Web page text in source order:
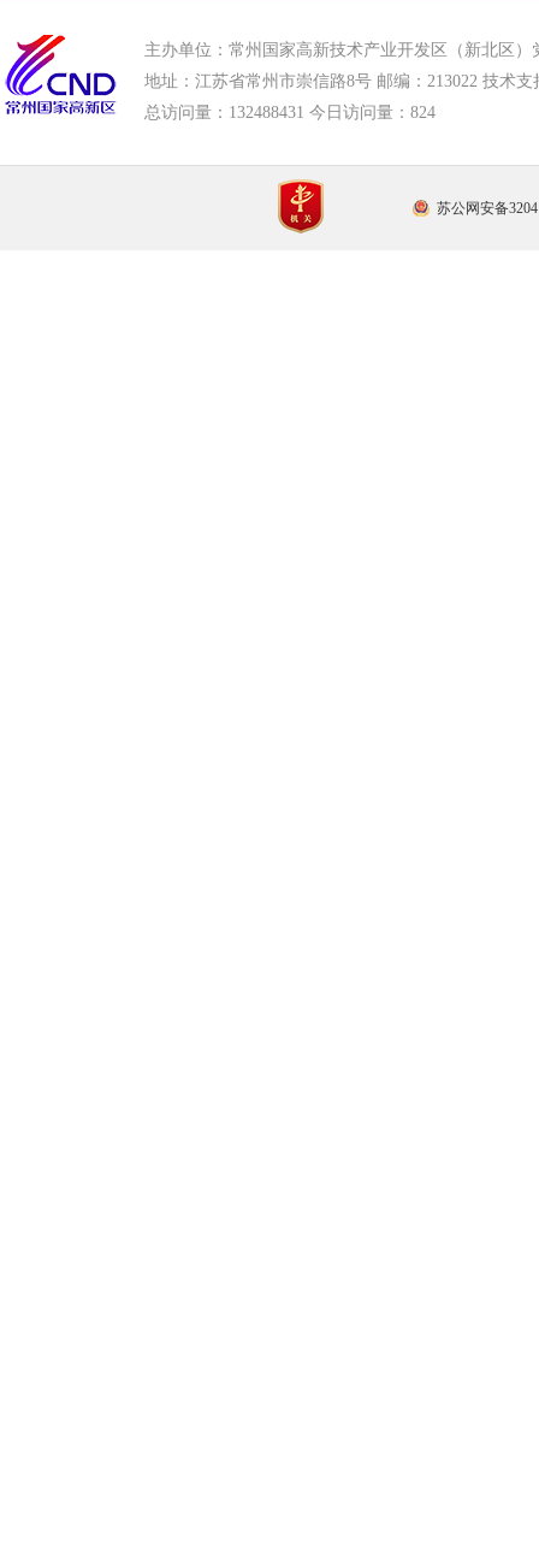
主办单位：常州国家高新技术产业开发区（新北区）
地址：江苏省常州市崇信路8号 邮编：213022 技术支
总访问量： 132488431 今日访问量： 824
苏公网安备